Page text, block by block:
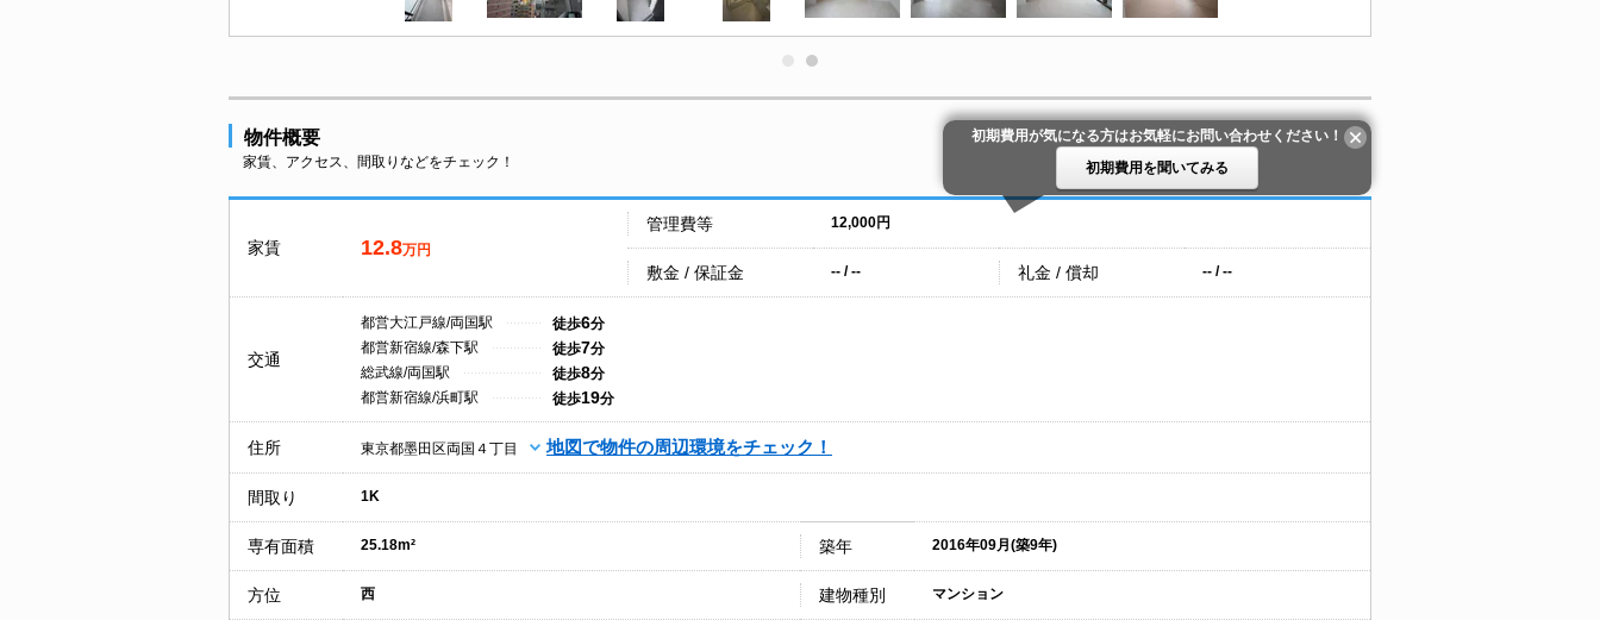
物件概要
家賃、アクセス、間取りなどをチェック！
初期費用が気になる方はお気軽にお問い合わせください！
初期費用を聞いてみる
家賃 12.8万円
管理費等 12,000円
敷金 / 保証金 -- / -- 礼金 / 償却 -- / --
交通
都営大江戸線/両国駅 徒歩6分
都営新宿線/森下駅
徒歩7分
総武線/両国駅
徒歩8分
都営新宿線/浜町駅
徒歩19分
住所 東京都墨田区両国４丁目 地図で物件の周辺環境をチェック！
間取り 1K
専有面積 25.18m² 築年 2016年09月(築9年)
方位 西 建物種別 マンション